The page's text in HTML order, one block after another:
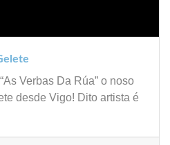
Verbas Da Rúa” o noso
desde Vigo! Dito artista é